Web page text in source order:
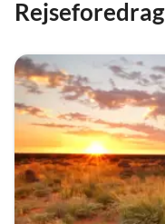
Rejseforedrag